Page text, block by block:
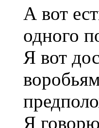
А вот
одного
Я вот
Я